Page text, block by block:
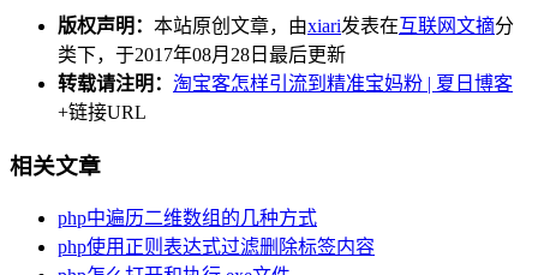
版权声明： 本站原创文章，由xiari发表在互联网文摘分
类下，于2017年08月28日最后更新
转载请注明： 淘宝客怎样引流到精准宝妈粉 | 夏日博客
+链接URL
相关文章
php中遍历二维数组的几种方式
php使用正则表达式过滤删除标签内容